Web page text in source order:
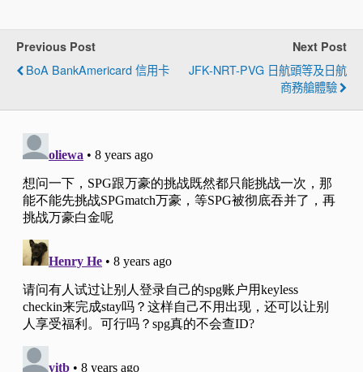
Previous Post
BoA BankAmericard 信用卡
Next Post
JFK-NRT-PVG 日航頭等及日航
商務艙體驗